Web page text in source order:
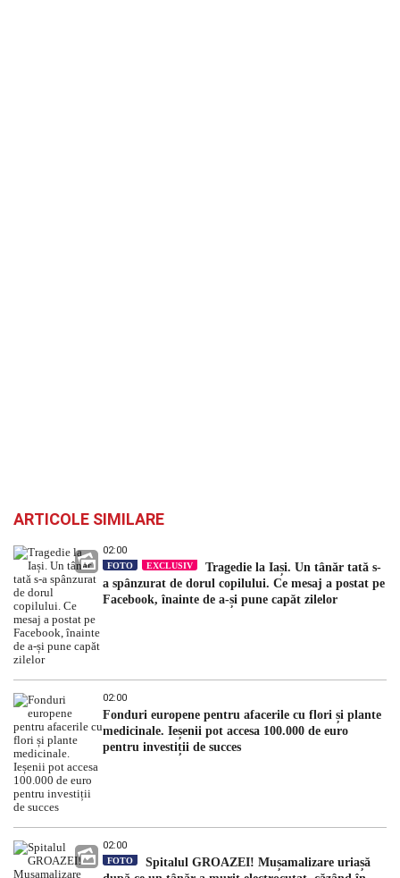
ARTICOLE SIMILARE
02:00
FOTO EXCLUSIV
Tragedie la Iași. Un tânăr tată s-
a spânzurat de dorul copilului. Ce mesaj a postat pe
Facebook, înainte de a-și pune capăt zilelor
02:00
Fonduri europene pentru afacerile cu flori și plante
medicinale. Ieșenii pot accesa 100.000 de euro
pentru investiții de succes
02:00
FOTO
Spitalul GROAZEI! Mușamalizare uriașă